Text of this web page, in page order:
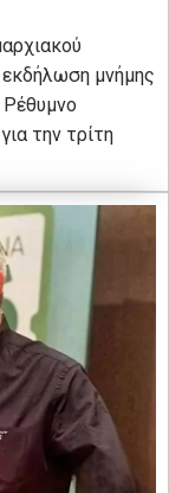
μνήμης
Ρέθυμνο
την τρίτη